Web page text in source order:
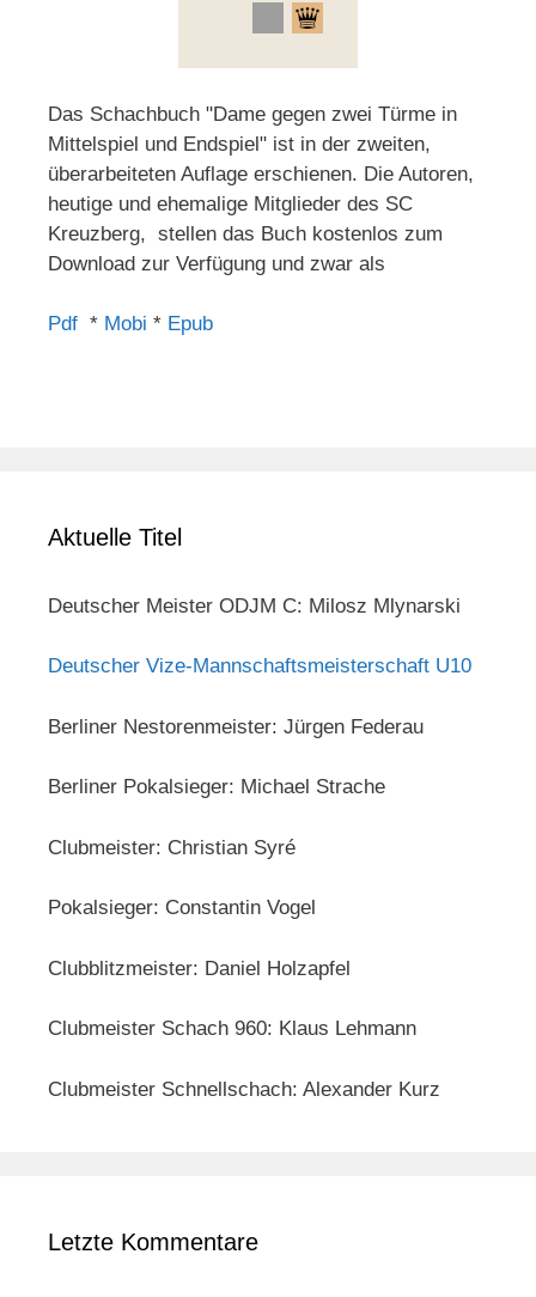
Das Schachbuch "Dame gegen zwei Türme in
Mittelspiel und Endspiel" ist in der zweiten,
überarbeiteten Auflage erschienen. Die Autoren,
heutige und ehemalige Mitglieder des SC
Kreuzberg, stellen das Buch kostenlos zum
Download zur Verfügung und zwar als
Pdf * Mobi * Epub
Aktuelle Titel
Deutscher Meister ODJM C: Milosz Mlynarski
Deutscher Vize-Mannschaftsmeisterschaft U10
Berliner Nestorenmeister: Jürgen Federau
Berliner Pokalsieger: Michael Strache
Clubmeister: Christian Syré
Pokalsieger: Constantin Vogel
Clubblitzmeister: Daniel Holzapfel
Clubmeister Schach 960: Klaus Lehmann
Clubmeister Schnellschach: Alexander Kurz
Letzte Kommentare